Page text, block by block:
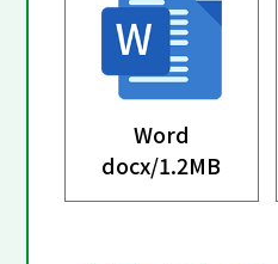
Word
docx/1.2MB